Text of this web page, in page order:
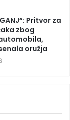
Pritvor za
zbog
oružja